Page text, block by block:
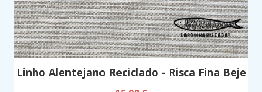
Linho Alentejano Reciclado - Risca Fina Beje